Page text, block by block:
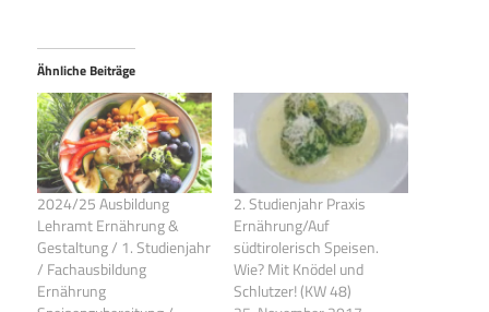
Ähnliche Beiträge
2024/25 Ausbildung
Lehramt Ernährung &
Gestaltung / 1. Studienjahr
/ Fachausbildung
Ernährung
2. Studienjahr Praxis
Ernährung/Auf
südtirolerisch Speisen.
Wie? Mit Knödel und
Schlutzer! (KW 48)